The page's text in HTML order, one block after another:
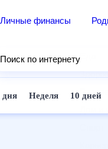
Личные финансы
Поиск по интернету
3 дня Неделя 10